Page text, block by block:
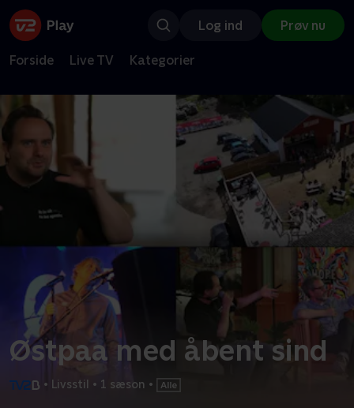
Log ind Prøv nu
Forside Live TV Kategorier
Østpaa med åbent sind
• Livsstil • 1 sæson •